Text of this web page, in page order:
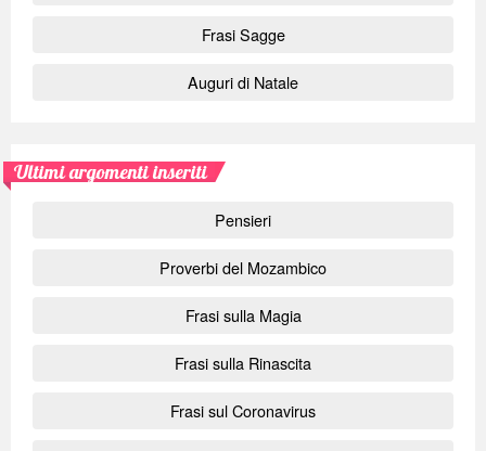
Frasi Sagge
Auguri di Natale
Ultimi argomenti inseriti
Pensieri
Proverbi del Mozambico
Frasi sulla Magia
Frasi sulla Rinascita
Frasi sul Coronavirus